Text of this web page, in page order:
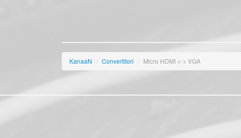
KanaaN / Convertitori / Micro HDMI <-> VGA